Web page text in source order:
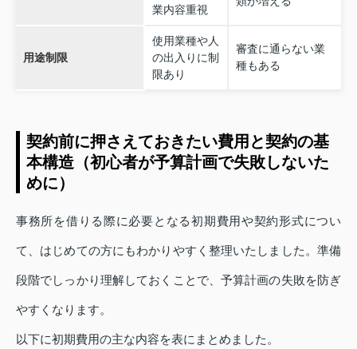
業内容重視
用途制限
使用業種や人
の出入りに制
限あり
審査に通らない業
種もある
契約前に押さえておきたい費用と契約の基
本構造（初心者が予算計画で失敗しないた
めに）
事務所を借りる際に必要となる初期費用や契約形式につい
て、はじめての方にもわかりやすく整理いたしました。準備
段階でしっかり理解しておくことで、予算計画の失敗を防ぎ
やすくなります。
以下に初期費用の主な内容を表にまとめました。